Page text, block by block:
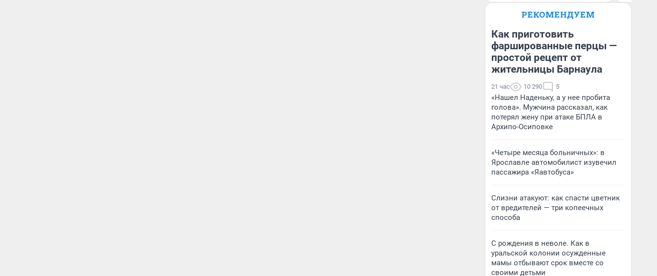
РЕКОМЕНДУЕМ
Как приготовить
фаршированные перцы —
простой рецепт от
жительницы Барнаула
21 час 10 290 5
«Нашел Наденьку, а у нее пробита
голова». Мужчина рассказал, как
потерял жену при атаке БПЛА в
Архипо-Осиповке
«Четыре месяца больничных»: в
Ярославле автомобилист изувечил
пассажира «Яавтобуса»
Слизни атакуют: как спасти цветник
от вредителей — три копеечных
способа
С рождения в неволе. Как в
уральской колонии осужденные
мамы отбывают срок вместе со
своими детьми